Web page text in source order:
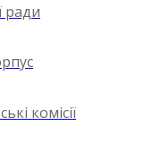
ради
комісії